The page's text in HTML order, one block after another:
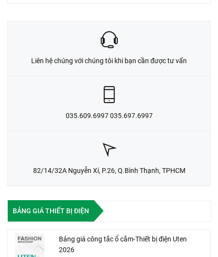
Liên hệ chúng với chúng tôi khi bạn cần được tư vấn
035.609.6997 035.697.6997
82/14/32A Nguyễn Xí, P.26, Q.Bình Thạnh, TPHCM
BẢNG GIÁ THIẾT BỊ ĐIỆN
Bảng giá công tắc ổ cắm-Thiết bị điện Uten
2026